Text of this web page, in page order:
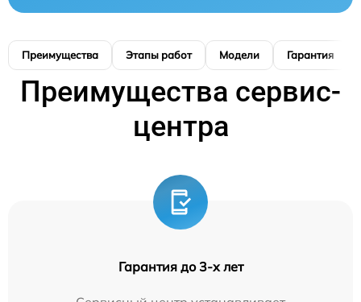
Преимущества Этапы работ Модели Гарантия
Преимущества сервис-
центра
Гарантия до 3-х лет